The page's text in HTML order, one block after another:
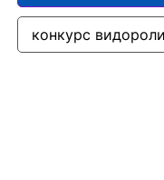
конкурс